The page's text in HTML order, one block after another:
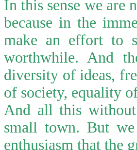
In this sense we are
because in the
make an effort to
worthwhile. And
diversity of ideas,
of society, equality
And all this
small town. But
enthusiasm that the